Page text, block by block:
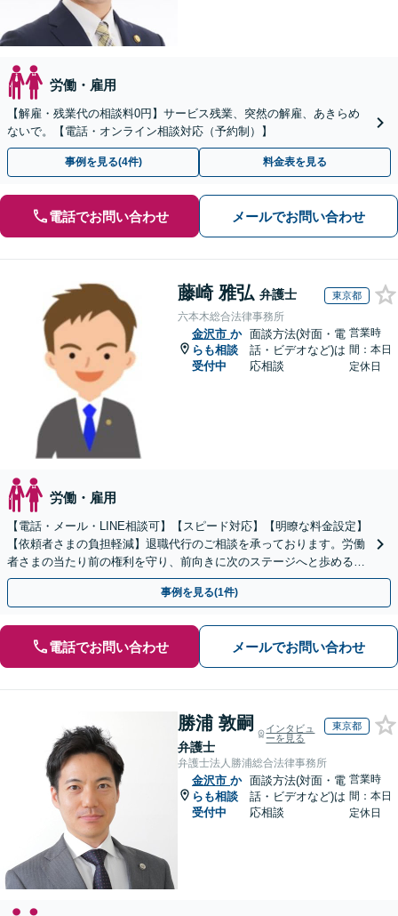
労働・雇用
【解雇・残業代の相談料0円】サービス残業、突然の解雇、あきらめ
ないで。【電話・オンライン相談対応（予約制）】
事例を見る(4件) 料金表を見る
電話でお問い合わせ メールでお問い合わせ
藤崎 雅弘 弁護士 東京都
六本木総合法律事務所
金沢市 か
らも相談
受付中
面談方法(対面・電
話・ビデオなど)は
応相談
営業時
間：本日
定休日
労働・雇用
【電話・メール・LINE相談可】【スピード対応】【明瞭な料金設定】
【依頼者さまの負担軽減】退職代行のご相談を承っております。労働
者さまの当たり前の権利を守り、前向きに次のステージへと歩めるよ
う全力でサポートいたします。
事例を見る(1件)
電話でお問い合わせ メールでお問い合わせ
勝浦 敦嗣
弁護士
インタビュ
ーを見る
東京都
弁護士法人勝浦総合法律事務所
金沢市 か
らも相談
受付中
面談方法(対面・電
話・ビデオなど)は
応相談
営業時
間：本日
定休日